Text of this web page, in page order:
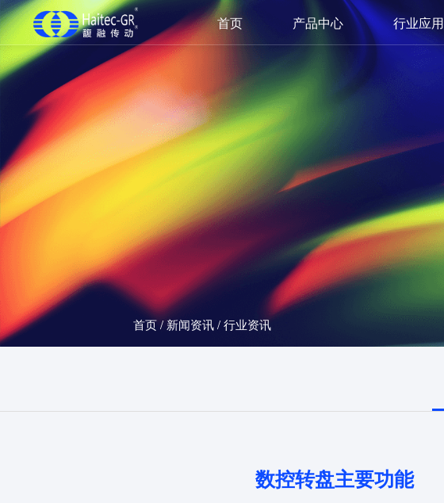
首页 产品中心 行业应用
首页/ 新闻资讯/行业资讯
数控转盘主要功能